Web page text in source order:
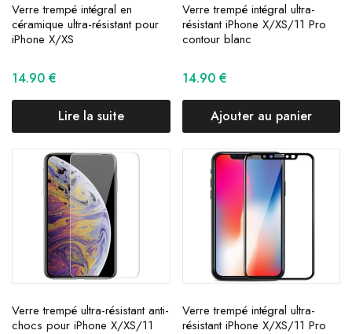
Verre trempé intégral en
céramique ultra-résistant pour
iPhone X/XS
14.90 €
Lire la suite
Verre trempé intégral ultra-
résistant iPhone X/XS/11 Pro
contour blanc
14.90 €
Ajouter au panier
Verre trempé ultra-résistant anti-
chocs pour iPhone X/XS/11
Verre trempé intégral ultra-
résistant iPhone X/XS/11 Pro